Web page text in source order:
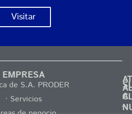
Visitar
EMPRESA
de S.A. PRODER
· Servicios
·
A